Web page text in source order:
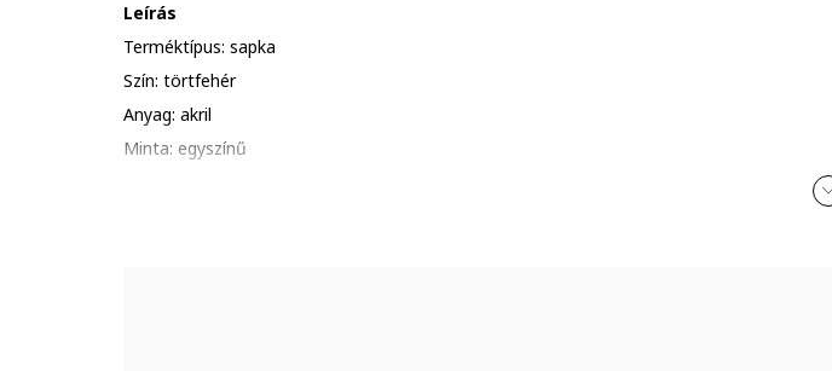
Leírás
Terméktípus: sapka
Szín: törtfehér
Anyag: akril
Minta: egyszínű